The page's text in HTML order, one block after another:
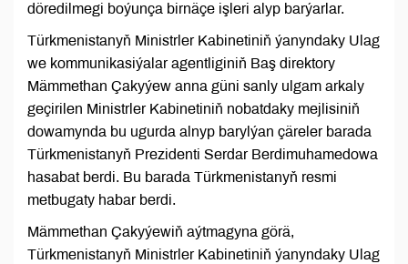
döredilmegi boýunça birnäçe işleri alyp barýarlar.
Türkmenistanyň Ministrler Kabinetiniň ýanyndaky Ulag
we kommunikasiýalar agentliginiň Baş direktory
Mämmethan Çakyýew anna güni sanly ulgam arkaly
geçirilen Ministrler Kabinetiniň nobatdaky mejlisiniň
dowamynda bu ugurda alnyp barylýan çäreler barada
Türkmenistanyň Prezidenti Serdar Berdimuhamedowa
hasabat berdi. Bu barada Türkmenistanyň resmi
metbugaty habar berdi.
Mämmethan Çakyýewiň aýtmagyna görä,
Türkmenistanyň Ministrler Kabinetiniň ýanyndaky Ulag